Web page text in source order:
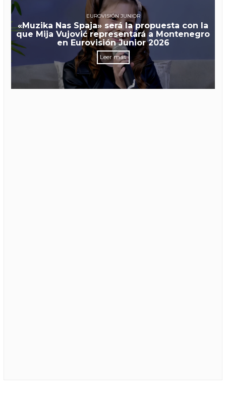
EUROVISIÓN JUNIOR
«Muzika Nas Spaja» será la propuesta con la
que Mija Vujović representará a Montenegro
en Eurovisión Junior 2026
Leer más